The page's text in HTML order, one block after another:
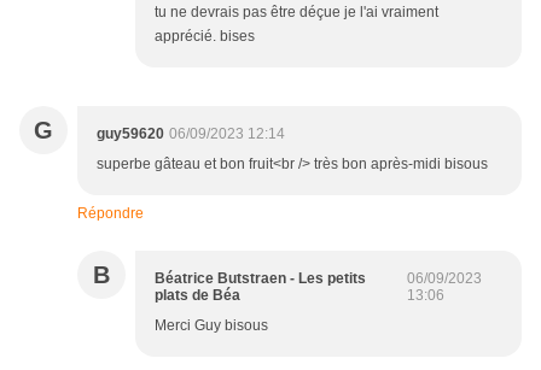
tu ne devrais pas être déçue je l'ai vraiment
apprécié. bises
G guy59620 06/09/2023 12:14
superbe gâteau et bon fruit<br /> très bon après-midi bisous
Répondre
B
Béatrice Butstraen - Les petits
plats de Béa
06/09/2023
13:06
Merci Guy bisous